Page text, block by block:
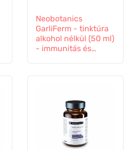
Neobotanics
GarliFerm - tinktúra
alkohol nélkül (50 ml)
- immunitás és